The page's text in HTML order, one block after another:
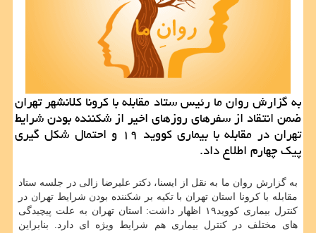
به گزارش روان ما رئیس ستاد مقابله با کرونا کلانشهر تهران
ضمن انتقاد از سفرهای روزهای اخیر از شکننده بودن شرایط
تهران در مقابله با بیماری کووید ۱۹ و احتمال شکل گیری
پیک چهارم اطلاع داد.
به گزارش روان ما به نقل از ایسنا، دکتر علیرضا زالی در جلسه ستاد
مقابله با کرونا استان تهران با تکیه بر شکننده بودن شرایط تهران در
کنترل بیماری کووید۱۹ اظهار داشت: استان تهران به علت پیچیدگی
های مختلف در کنترل بیماری هم شرایط ویژه ای دارد. بنابراین